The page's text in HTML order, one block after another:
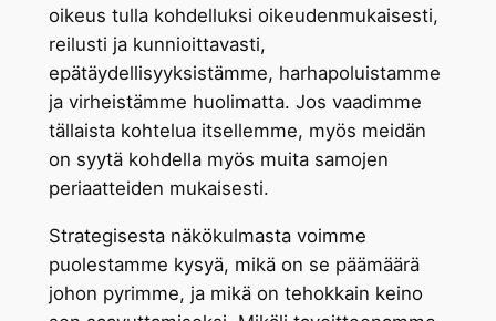
oikeus tulla kohdelluksi oikeudenmukaisesti,
reilusti ja kunnioittavasti,
epätäydellisyyksistämme, harhapoluistamme
ja virheistämme huolimatta. Jos vaadimme
tällaista kohtelua itsellemme, myös meidän
on syytä kohdella myös muita samojen
periaatteiden mukaisesti.
Strategisesta näkökulmasta voimme
puolestamme kysyä, mikä on se päämäärä
johon pyrimme, ja mikä on tehokkain keino